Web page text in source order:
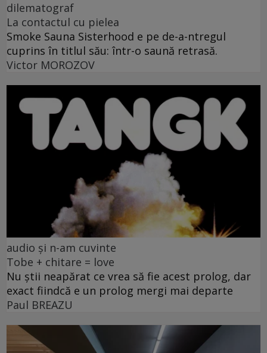
dilematograf
La contactul cu pielea
Smoke Sauna Sisterhood e pe de-a-ntregul
cuprins în titlul său: într-o saună retrasă.
Victor MOROZOV
audio și n-am cuvinte
Tobe + chitare = love
Nu știi neapărat ce vrea să fie acest prolog, dar
exact fiindcă e un prolog mergi mai departe
Paul BREAZU